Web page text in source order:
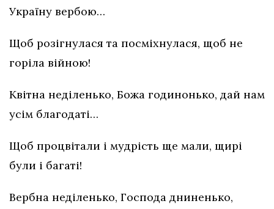
Україну вербою…
Щоб розігнулася та посміхнулася, щоб не
горіла війною!
Квітна неділенько, Божа годинонько, дай нам
усім благодаті…
Щоб процвітали і мудрість ще мали, щирі
були і багаті!
Вербна неділенько, Господа дниненько,